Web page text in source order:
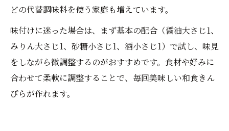
どの代替調味料を使う家庭も増えています。
味付けに迷った場合は、まず基本の配合（醤油大さじ1、
みりん大さじ1、砂糖小さじ1、酒小さじ1）で試し、味見
をしながら微調整するのがおすすめです。食材や好みに
合わせて柔軟に調整することで、毎回美味しい和食きん
ぴらが作れます。